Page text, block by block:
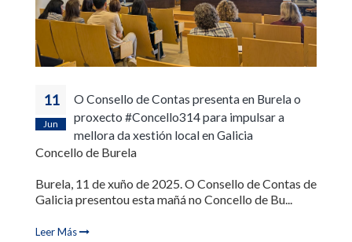
11
Jun
O Consello de Contas presenta en Burela o
proxecto #Concello314 para impulsar a
mellora da xestión local en Galicia
Concello de Burela
Burela, 11 de xuño de 2025. O Consello de Contas de
Galicia presentou esta mañá no Concello de Bu...
Leer Más